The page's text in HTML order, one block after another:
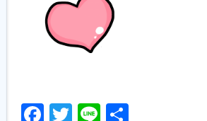
Facebook
Twitter
Line